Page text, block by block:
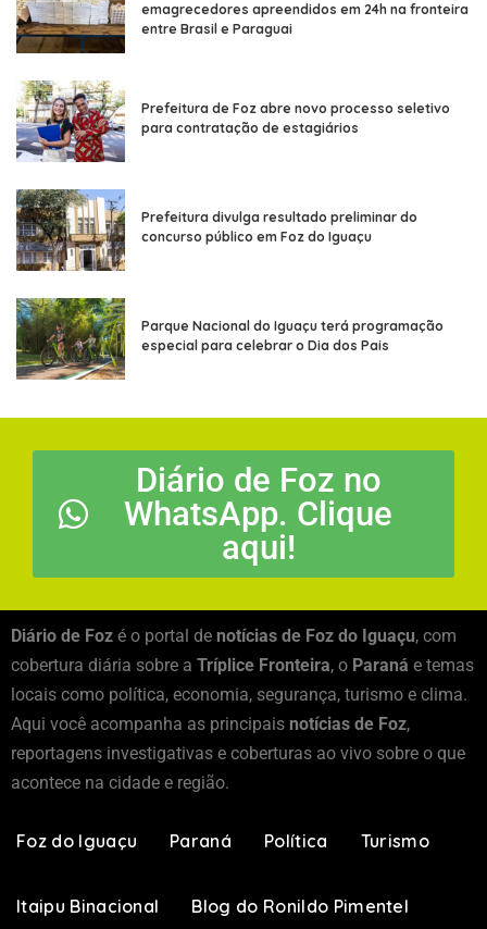
emagrecedores apreendidos em 24h na fronteira
entre Brasil e Paraguai
Prefeitura de Foz abre novo processo seletivo
para contratação de estagiários
Prefeitura divulga resultado preliminar do
concurso público em Foz do Iguaçu
Parque Nacional do Iguaçu terá programação
especial para celebrar o Dia dos Pais
Diário de Foz no
WhatsApp. Clique
aqui!
Diário de Foz é o portal de notícias de Foz do Iguaçu, com
cobertura diária sobre a Tríplice Fronteira, o Paraná e temas
locais como política, economia, segurança, turismo e clima.
Aqui você acompanha as principais notícias de Foz,
reportagens investigativas e coberturas ao vivo sobre o que
acontece na cidade e região.
Foz do Iguaçu Paraná Política Turismo
Itaipu Binacional Blog do Ronildo Pimentel